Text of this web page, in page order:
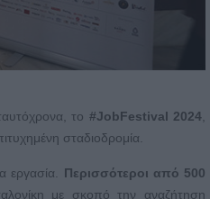
το #JobFestival 2024,
σταδιοδρομία.
εργασία. Περισσότεροι από 500
με σκοπό την αναζήτηση